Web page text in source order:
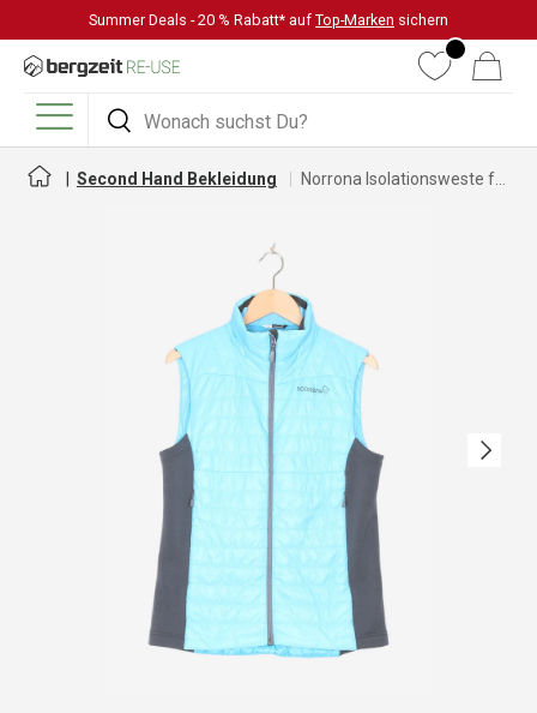
DIREKT ZUM INHALT
Summer Deals - 20 % Rabatt* auf Top-Marken sichern
Suchen
Suchen
WunschlisteWarenkorb
Menü
Second Hand Bekleidung
Nächste